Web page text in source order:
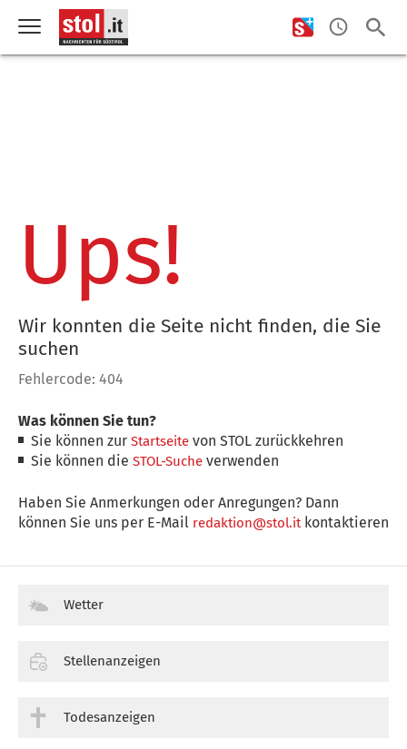
Ups!
Wir konnten die Seite nicht finden, die Sie
suchen
Fehlercode: 404
Was können Sie tun?
Sie können zurStartseite von STOL zurückkehren
Sie können dieSTOL-Suche verwenden
Haben Sie Anmerkungen oder Anregungen? Dann
können Sie uns per E-Mail redaktion@stol.itkontaktieren
Wetter
Stellenanzeigen
Todesanzeigen